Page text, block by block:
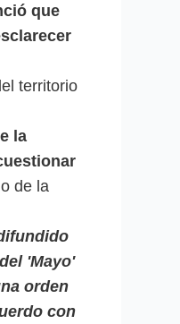
que
territorio
la
de la
'Mayo'
orden
con